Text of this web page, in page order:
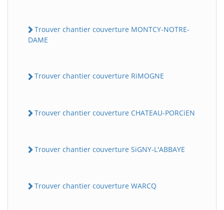
Trouver chantier couverture MONTCY-NOTRE-
DAME
Trouver chantier couverture RiMOGNE
Trouver chantier couverture CHATEAU-PORCiEN
Trouver chantier couverture SiGNY-L'ABBAYE
Trouver chantier couverture WARCQ